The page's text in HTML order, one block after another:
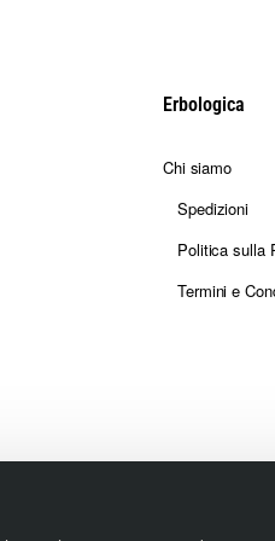
Erbologica
Chi siamo
Spedizioni
Politica sulla
Termini e